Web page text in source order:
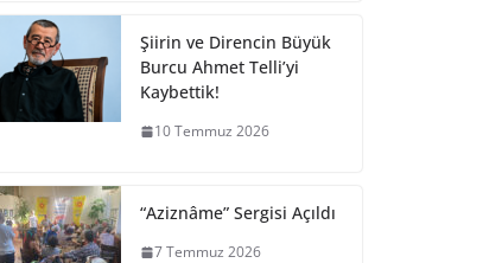
Şiirin ve Direncin Büyük
Burcu Ahmet Telli’yi
Kaybettik!
10 Temmuz 2026
“Aziznâme” Sergisi Açıldı
7 Temmuz 2026